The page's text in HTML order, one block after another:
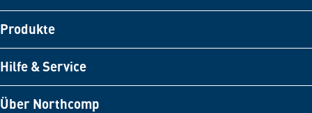
Produkte
Hilfe & Service
Über Northcomp